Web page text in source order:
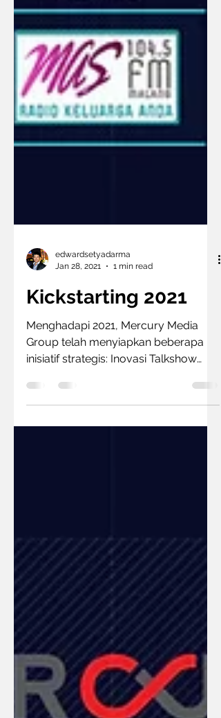
Kickstarting 2021
Menghadapi 2021, Mercury Media
Group telah menyiapkan beberapa
inisiatif strategis: Inovasi Talkshow